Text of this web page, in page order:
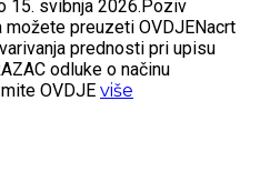
15. svibnja 2026.Poziv
preuzeti OVDJENacrt
prednosti pri upisu
odluke o načinu
OVDJE više